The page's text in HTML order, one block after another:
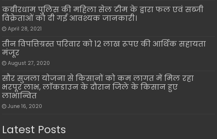
कबीरधाम पुलिस की महिला सेल टीम के द्वारा फल एवं सब्जी
विक्रेताओं को दी गई आवश्यक जानकारी।
April 28, 2021
तीन विपत्तिग्रस्त परिवार को 12 लाख रूपए की आर्थिक सहायता
मंजूर
August 27, 2020
सौर सुजला योजना से किसानों को कम लागत में मिल रहा
भरपूर लाभ, लाॅकडाउन के दौरान जिले के किसान हुए
लाभान्वित
June 16, 2020
Latest Posts